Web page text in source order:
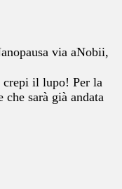
via aNobii,
il lupo! Per la
sarà già andata